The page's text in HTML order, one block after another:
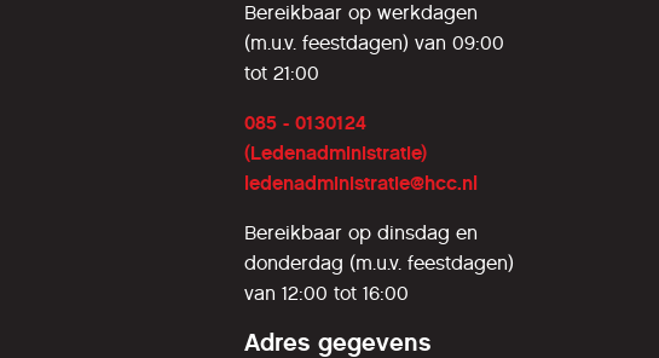
Bereikbaar op werkdagen
(m.u.v. feestdagen) van 09:00
tot 21:00
085 - 0130124
(Ledenadministratie)
ledenadministratie@hcc.nl
Bereikbaar op dinsdag en
donderdag (m.u.v. feestdagen)
van 12:00 tot 16:00
Adres gegevens